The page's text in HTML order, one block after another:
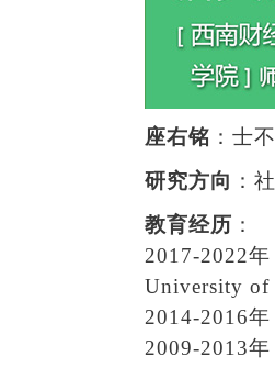
座右铭 ：士
研究方向 ：
教育经历 ：
2017-2022
University of
2014-2016
2009-2013